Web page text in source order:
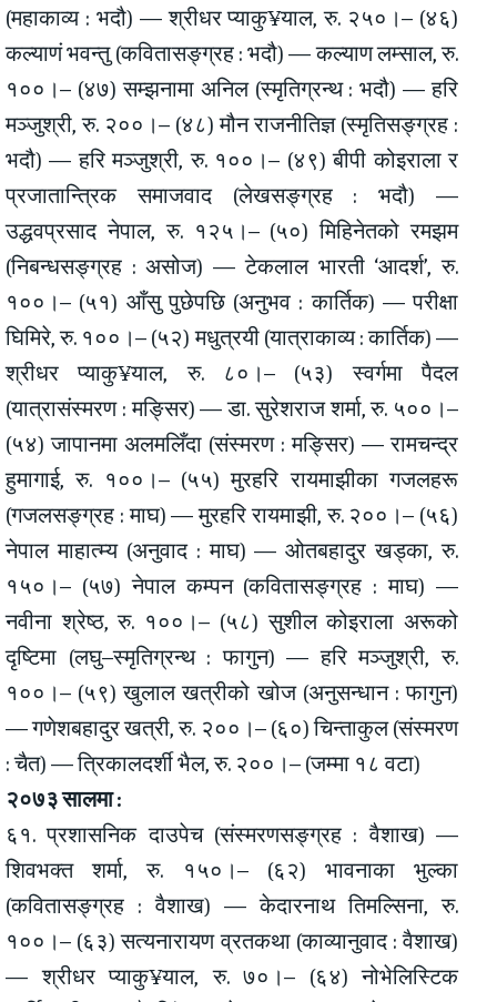
(महाकाव्य : भदौ) — श्रीधर प्याकु¥याल, रु. २५०।– (४६)
कल्याणं भवन्तु (कवितासङ्ग्रह : भदौ) — कल्याण लम्साल, रु.
१००।– (४७) सम्झनामा अनिल (स्मृतिग्रन्थ : भदौ) — हरि
मञ्जुश्री, रु. २००।– (४८) मौन राजनीतिज्ञ (स्मृतिसङ्ग्रह :
भदौ) — हरि मञ्जुश्री, रु. १००।– (४९) बीपी कोइराला र
प्रजातान्त्रिक समाजवाद (लेखसङ्ग्रह : भदौ) —
उद्धवप्रसाद नेपाल, रु. १२५।– (५०) मिहिनेतको रमझम
(निबन्धसङ्ग्रह : असोज) — टेकलाल भारती ‘आदर्श’, रु.
१००।– (५१) आँसु पुछेपछि (अनुभव : कार्तिक) — परीक्षा
घिमिरे, रु. १००।– (५२) मधुत्रयी (यात्राकाव्य : कार्तिक) —
श्रीधर प्याकु¥याल, रु. ८०।– (५३) स्वर्गमा पैदल
(यात्रासंस्मरण : मङ्सिर) — डा. सुरेशराज शर्मा, रु. ५००।–
(५४) जापानमा अलमलिँदा (संस्मरण : मङ्सिर) — रामचन्द्र
हुमागाई, रु. १००।– (५५) मुरहरि रायमाझीका गजलहरू
(गजलसङ्ग्रह : माघ) — मुरहरि रायमाझी, रु. २००।– (५६)
नेपाल माहात्म्य (अनुवाद : माघ) — ओतबहादुर खड्का, रु.
१५०।– (५७) नेपाल कम्पन (कवितासङ्ग्रह : माघ) —
नवीना श्रेष्ठ, रु. १००।– (५८) सुशील कोइराला अरूको
दृष्टिमा (लघु–स्मृतिग्रन्थ : फागुन) — हरि मञ्जुश्री, रु.
१००।– (५९) खुलाल खत्रीको खोज (अनुसन्धान : फागुन)
— गणेशबहादुर खत्री, रु. २००।– (६०) चिन्ताकुल (संस्मरण
: चैत) — त्रिकालदर्शी भैल, रु. २००।– (जम्मा १८ वटा)
२०७३ सालमा :
६१. प्रशासनिक दाउपेच (संस्मरणसङ्ग्रह : वैशाख) —
शिवभक्त शर्मा, रु. १५०।– (६२) भावनाका भुल्का
(कवितासङ्ग्रह : वैशाख) — केदारनाथ तिमल्सिना, रु.
१००।– (६३) सत्यनारायण व्रतकथा (काव्यानुवाद : वैशाख)
— श्रीधर प्याकु¥याल, रु. ७०।– (६४) नोभेलिस्टिक